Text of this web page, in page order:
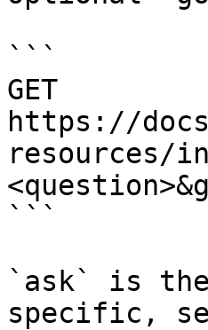
```
GET
https://
resources/
```
`ask` is
specific,